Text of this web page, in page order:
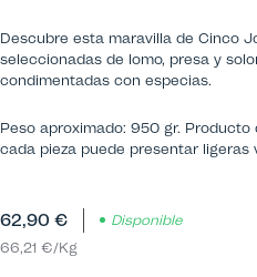
Descubre esta maravilla de Cinco
seleccionadas de lomo, presa y
condimentadas con especias.
Peso aproximado: 950 gr.
cada pieza puede presentar ligeras
62,90 €
Disponible
66,21 €/Kg